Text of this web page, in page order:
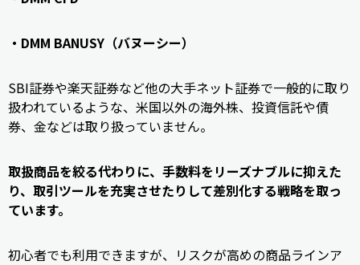
・DMM BANUSY（バヌーシー）
SBI証券や楽天証券など他の大手ネット証券で一般的に取り
扱われているような、米国以外の海外株、投資信託や債
券、金などは取り扱っていません。
取扱商品を絞る代わりに、手数料をリーズナブルに抑えた
り、取引ツールを充実させたりして差別化する戦略を取っ
ています。
初心者でも利用できますが、リスクが高めの商品ラインア